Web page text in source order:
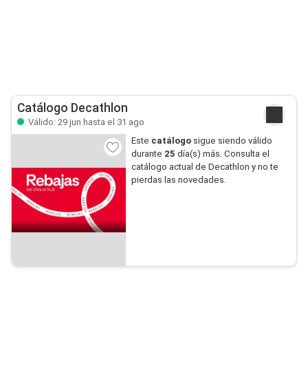
Catálogo Decathlon
Válido: 29 jun hasta el 31 ago
Este catálogosigue siendo válido
durante 25 día(s) más. Consulta el
catálogo actual de Decathlon y no te
pierdas las novedades.